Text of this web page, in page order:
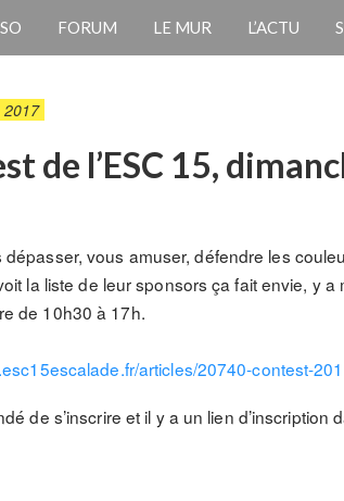
FORUM LE MUR L’ACTU
2017
de l’ESC 15,
dépasser, vous amuser, défendre les
la liste de leur sponsors ça fait envie, y
de 10h30 à 17h.
articles/20740-contest-
de s’inscrire et il y a un lien d’inscription